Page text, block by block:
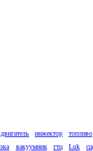
двигатель инжектор топливо
вакуумник гтц Luk